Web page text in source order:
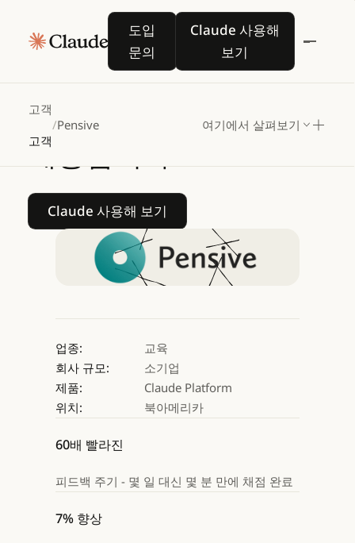
도입
문의
도입 문의
Claude 사용해
보기
Claude 사용해 보기
고객
고객
/Pensive 여기에서 살펴보기
Pensive는Claude를
통해고등 교육을
위한
맞춤형AI티칭
어시스턴트를
제공합니다
Claude 사용해 보기
Claude 사용해 보기
업종:
교육
회사 규모:
소기업
제품:
Claude Platform
위치:
북아메리카
60배 빨라진
피드백 주기 - 몇 일 대신 몇 분 만에 채점 완료
7% 향상